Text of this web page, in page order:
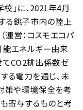
」に、2021年4月
する銚子市内の陸上
運営：コスモエコパ
エネルギー由来
てCO2排出係数ゼ
る電力を通じ、未
策や環境保全を考
寄与するものと考